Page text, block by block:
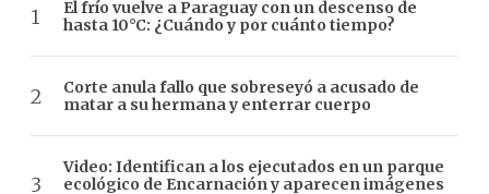
El frío vuelve a Paraguay con un descenso de
hasta 10°C: ¿Cuándo y por cuánto tiempo?
Corte anula fallo que sobreseyó a acusado de
matar a su hermana y enterrar cuerpo
Video: Identifican a los ejecutados en un parque
ecológico de Encarnación y aparecen imágenes